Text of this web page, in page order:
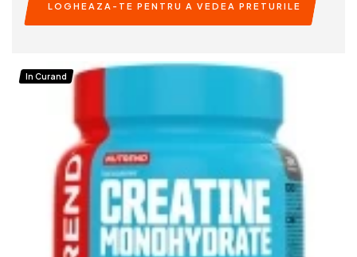
LOGHEAZA-TE PENTRU A VEDEA PRETURILE
In Curand